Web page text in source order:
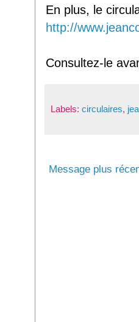
En plus, le
http://
Consultez-le
Labels: circulaires,
Message plus